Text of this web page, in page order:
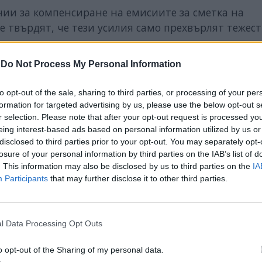
Do Not Process My Personal Information
opt-out of the sale, sharing to third parties, or processing of your
for targeted advertising by us, please use the below opt-out
selection. Please note that after your opt-out request is processed
interest-based ads based on personal information utilized by us
to third parties prior to your opt-out. You may separately
of your personal information by third parties on the IAB’s list of
This information may also be disclosed by us to third parties on the
Participants that may further disclose it to other third parties.
Data Processing Opt Outs
opt-out of the Sharing of my personal data.
за компенсиране на емисиите за сметка на
че тези усилия само прехвърлят
от природен газ и други замърсяващи
НОВИНИ »
Последвайте ни във
ВЪВ